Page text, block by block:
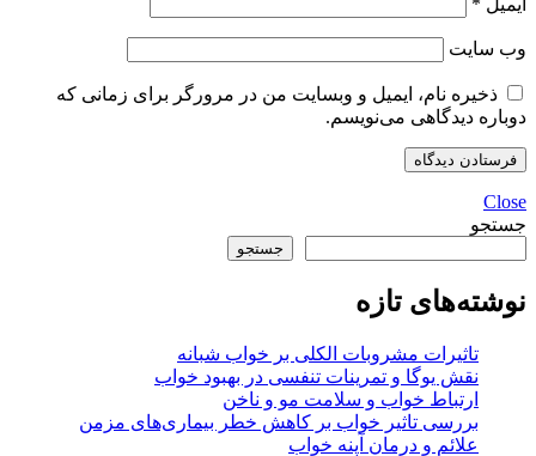
وب‌ سایت
ذخیره نام، ایمیل و وبسایت من در مرورگر برای زمانی که
دوباره دیدگاهی می‌نویسم.
Close
جستجو
جستجو
نوشته‌های تازه
تاثیرات مشروبات الکلی بر خواب شبانه
نقش یوگا و تمرینات تنفسی در بهبود خواب
ارتباط خواب و سلامت مو و ناخن
بررسی تاثیر خواب بر کاهش خطر بیماری‌های مزمن
علائم و درمان آپنه خواب